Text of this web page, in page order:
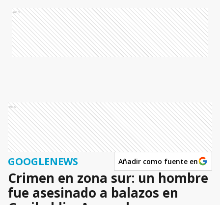
Ads
Ads
GOOGLENEWS Añadir como fuente en
Crimen en zona sur: un hombre
fue asesinado a balazos en